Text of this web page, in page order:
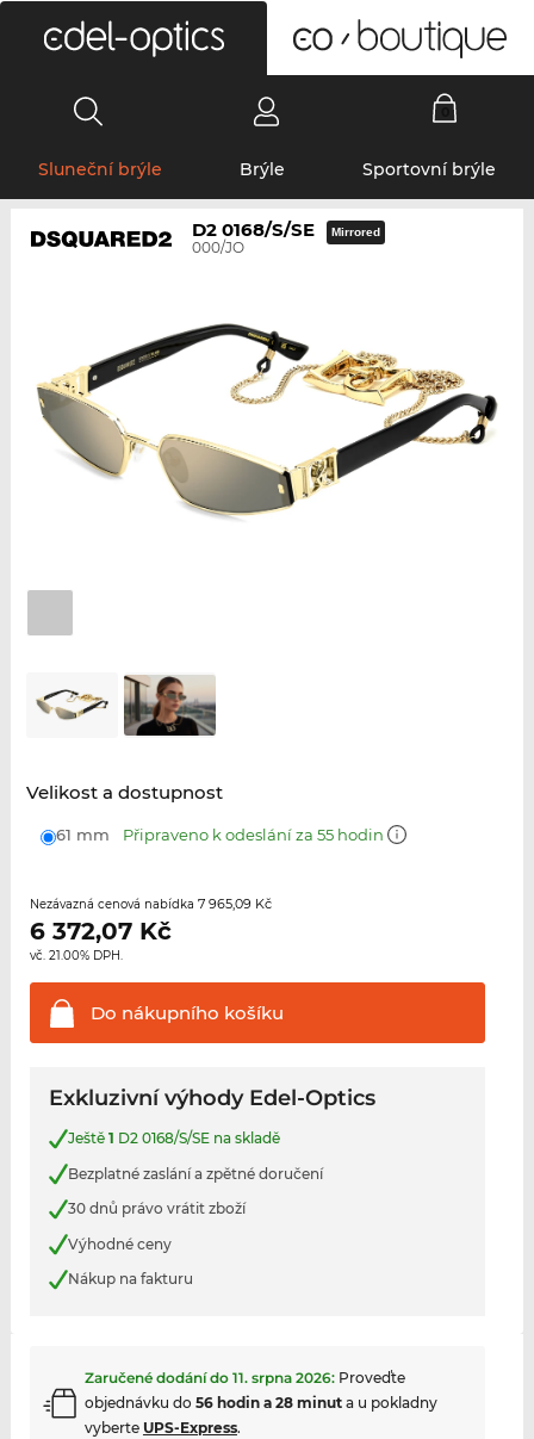
Sluneční brýle Brýle Sportovní brýle
D2 0168/S/SE
000/JO
Mirrored
Velikost a dostupnost
61 mm Připraveno k odeslání za 55 hodin
Nezávazná cenová nabídka 7 965,09 Kč
6 372,07Kč
vč. 21.00% DPH.
Do nákupního košíku
Exkluzivní výhody Edel-Optics
Ještě 1 D2 0168/S/SE na skladě
Bezplatné zaslání a zpětné doručení
30 dnů právo vrátit zboží
Výhodné ceny
Nákup na fakturu
Zaručené dodání do 11. srpna 2026: Proveďte
objednávku do 56 hodin a 28 minuta u pokladny
vyberte UPS-Express.